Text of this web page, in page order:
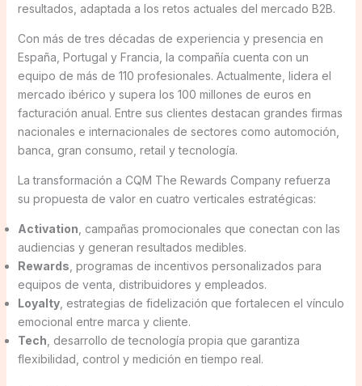
resultados, adaptada a los retos actuales del mercado B2B.
Con más de tres décadas de experiencia y presencia en
España, Portugal y Francia, la compañía cuenta con un
equipo de más de 110 profesionales. Actualmente, lidera el
mercado ibérico y supera los 100 millones de euros en
facturación anual. Entre sus clientes destacan grandes firmas
nacionales e internacionales de sectores como automoción,
banca, gran consumo, retail y tecnología.
La transformación a CQM The Rewards Company refuerza
su propuesta de valor en cuatro verticales estratégicas:
Activation , campañas promocionales que conectan con las
audiencias y generan resultados medibles.
Rewards , programas de incentivos personalizados para
equipos de venta, distribuidores y empleados.
Loyalty, estrategias de fidelización que fortalecen el vínculo
emocional entre marca y cliente.
Tech , desarrollo de tecnología propia que garantiza
flexibilidad, control y medición en tiempo real.